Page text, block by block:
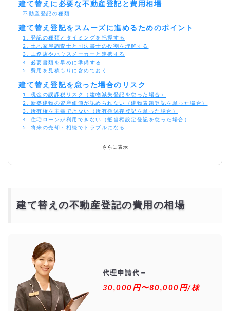
建て替えに必要な不動産登記と費用相場
不動産登記の種類
建て替え登記をスムーズに進めるためのポイント
1. 登記の種類とタイミングを把握する
2. 土地家屋調査士と司法書士の役割を理解する
3. 工務店やハウスメーカーと連携する
4. 必要書類を早めに準備する
5. 費用を見積もりに含めておく
建て替え登記を怠った場合のリスク
1. 税金の誤課税リスク（建物減失登記を怠った場合）
2. 新築建物の資産価値が認められない（建物表題登記を怠った場合）
3. 所有権を主張できない（所有権保存登記を怠った場合）
4. 住宅ローンが利用できない（抵当権設定登記を怠った場合）
5. 将来の売却・相続でトラブルになる
さらに表示
建て替えの不動産登記の費用の相場
代理申請代＝
30,000円〜80,000円/棟